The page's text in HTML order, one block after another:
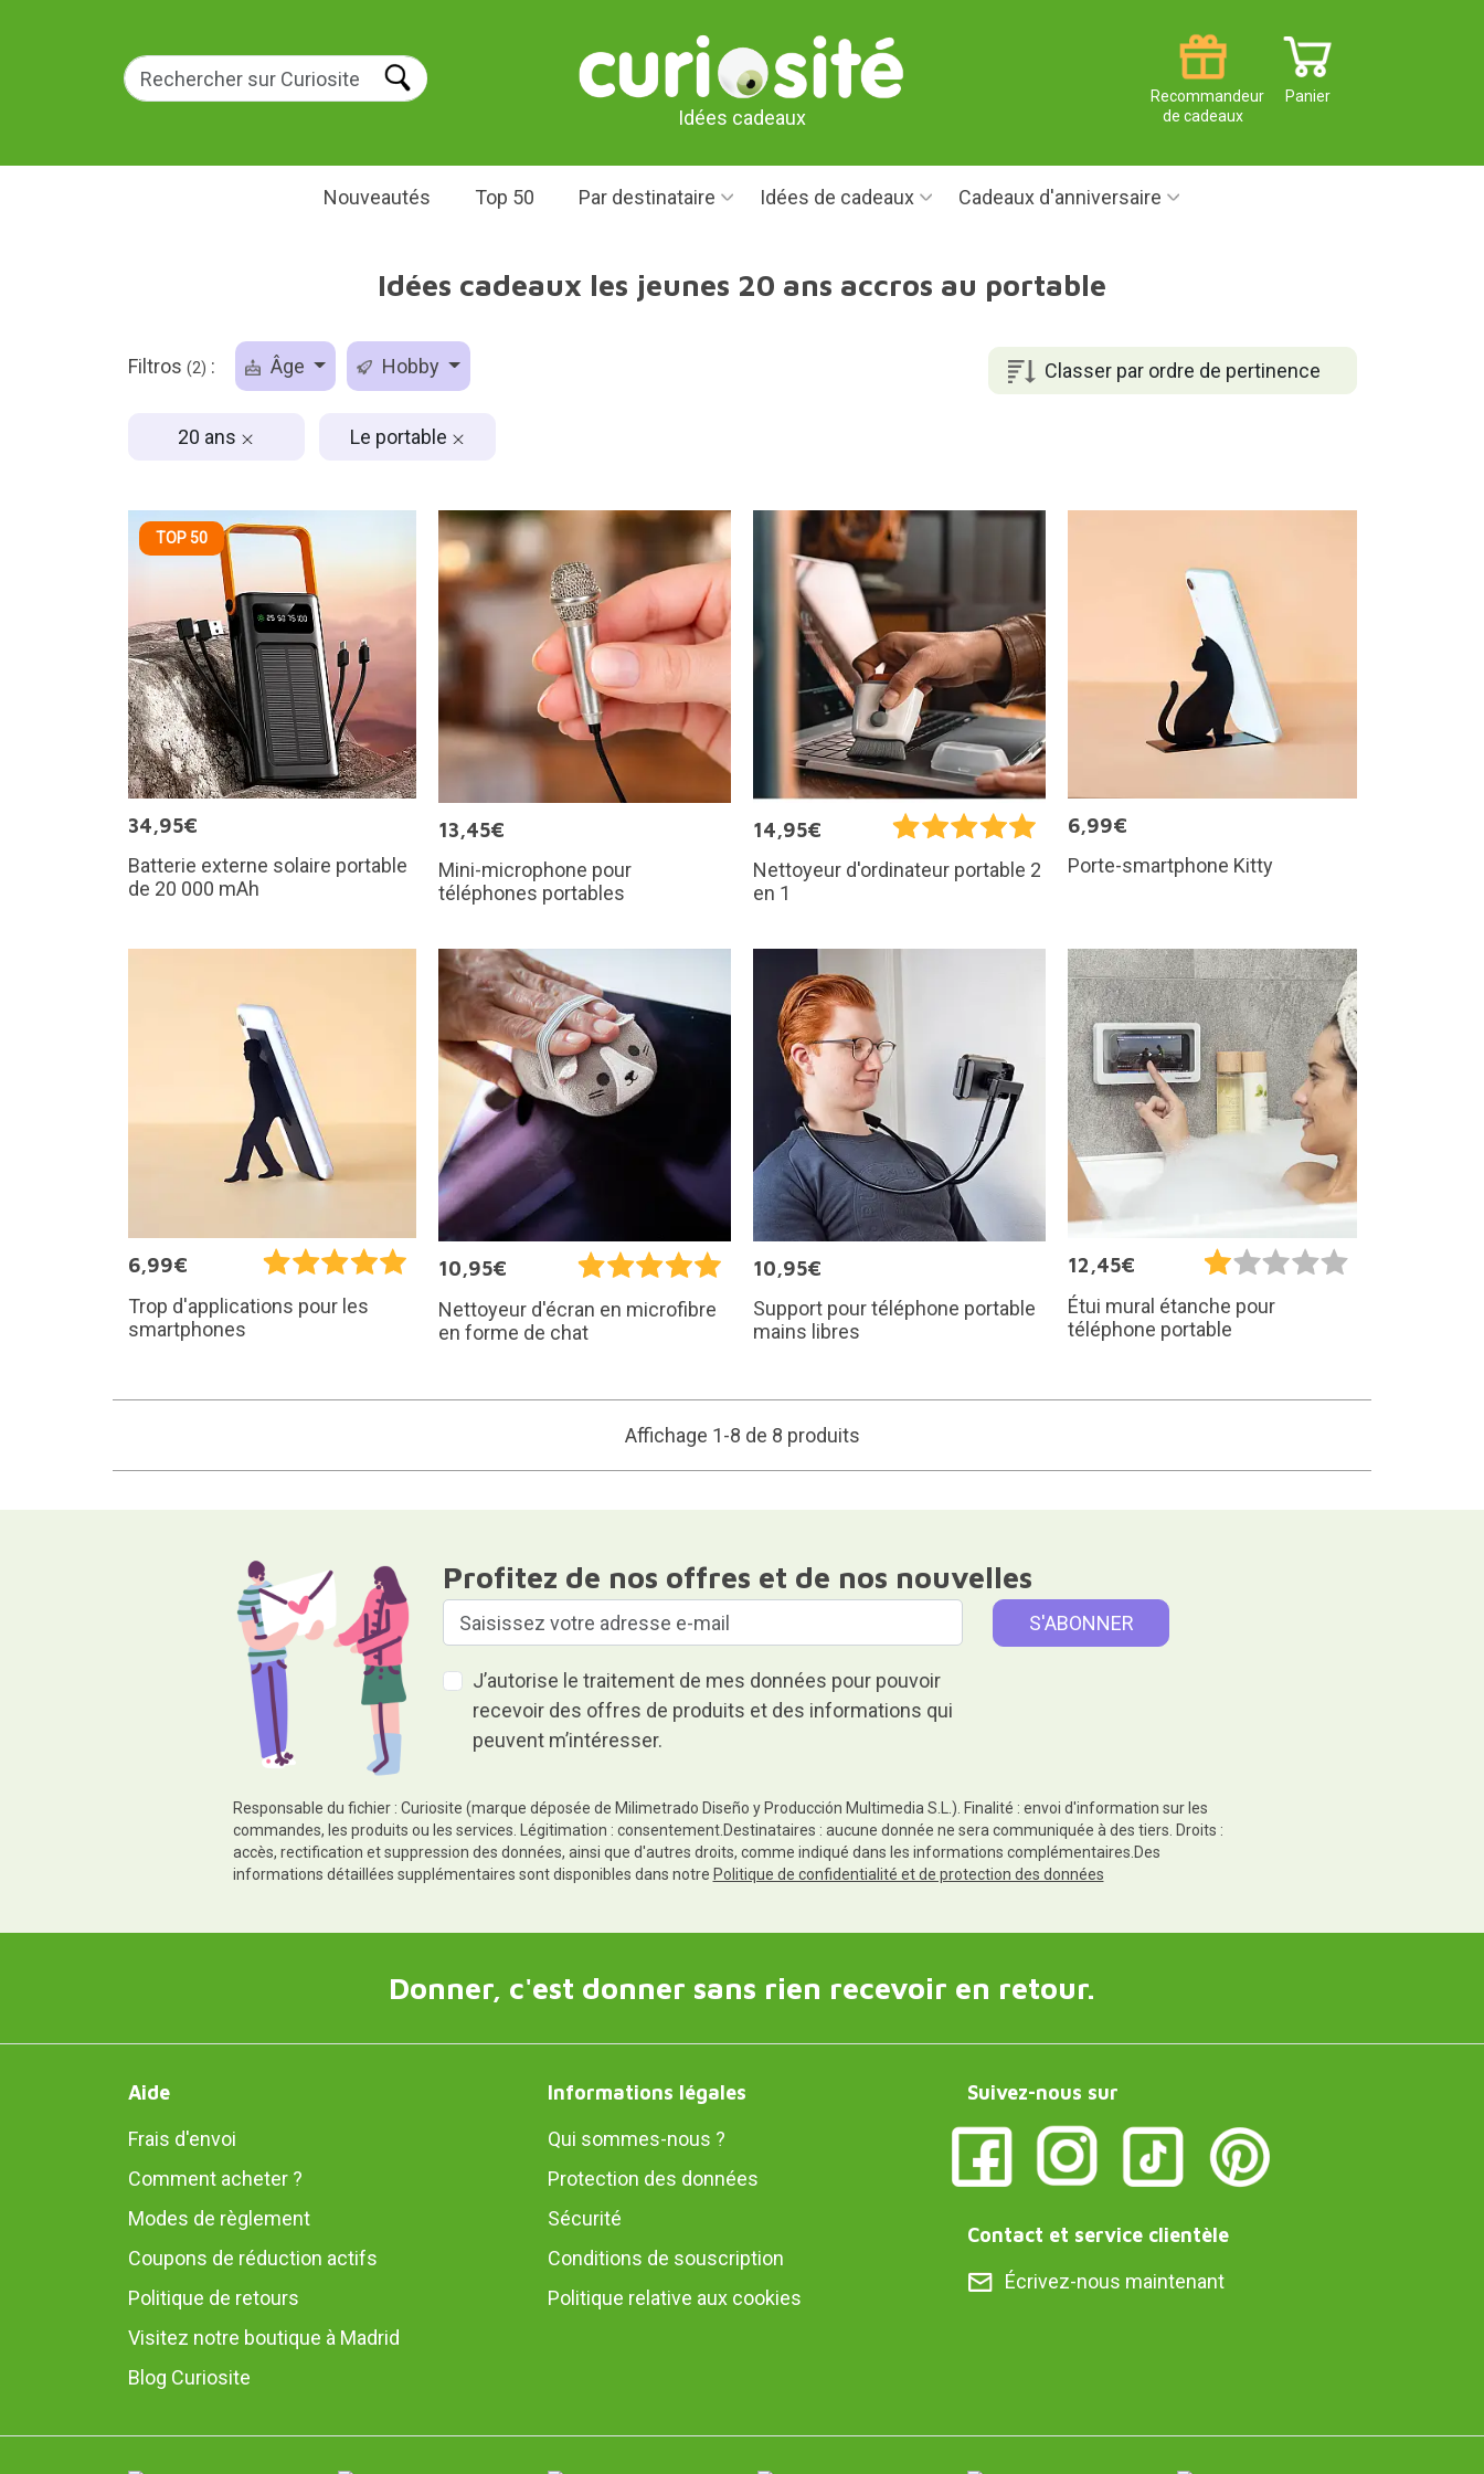
Idées cadeaux
Panier
Recommandeur
de cadeaux
Nouveautés Top 50 Par destinataire Idées de cadeaux Cadeaux d'anniversaire
Idées cadeaux les jeunes 20 ans accros au portable
Classer par ordre de pertinence
Filtros (2) : Âge Hobby
20 ans Le portable
TOP 50
34,95€
Batterie externe solaire portable
de 20 000 mAh
13,45€
Mini-microphone pour
téléphones portables
14,95€
Nettoyeur d'ordinateur portable 2
en 1
6,99€
Porte-smartphone Kitty
6,99€
Trop d'applications pour les
smartphones
10,95€
Nettoyeur d'écran en microfibre
en forme de chat
10,95€
Support pour téléphone portable
mains libres
12,45€
Étui mural étanche pour
téléphone portable
Affichage 1-8 de 8 produits
Profitez de nos offres et de nos nouvelles
J’autorise le traitement de mes données pour pouvoir
recevoir des offres de produits et des informations qui
peuvent m’intéresser.
Responsable du fichier : Curiosite (marque déposée de Milimetrado Diseño y Producción Multimedia S.L.). Finalité : envoi d'information sur les
commandes, les produits ou les services. Légitimation : consentement.Destinataires : aucune donnée ne sera communiquée à des tiers. Droits :
accès, rectification et suppression des données, ainsi que d'autres droits, comme indiqué dans les informations complémentaires.Des
informations détaillées supplémentaires sont disponibles dans notre Politique de confidentialité et de protection des données
Donner, c'est donner sans rien recevoir en retour.
Aide
Frais d'envoi
Comment acheter ?
Modes de règlement
Coupons de réduction actifs
Politique de retours
Visitez notre boutique à Madrid
Blog Curiosite
Informations légales
Qui sommes-nous ?
Protection des données
Sécurité
Conditions de souscription
Politique relative aux cookies
Suivez-nous sur
Contact et service clientèle
Écrivez-nous maintenant